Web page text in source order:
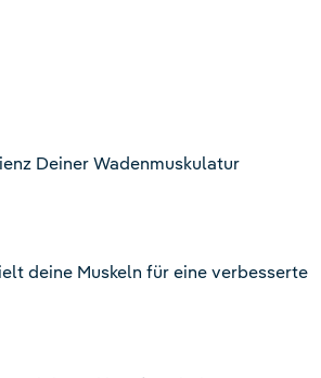
Deiner Wadenmuskulatur
deine Muskeln für eine verbesserte